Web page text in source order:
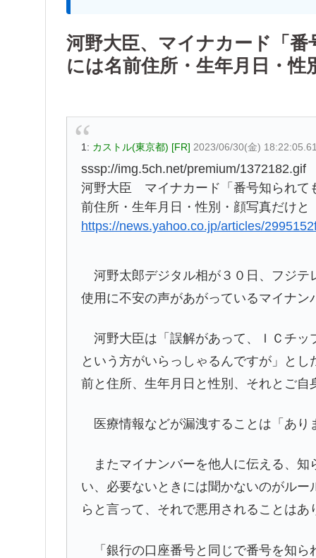
河野大臣、マイナカード「
には名前住所・生年月日・性
1: カストル(東京都) [FR] 2023/06/30(金)
sssp://img.5ch.net/premium/1372182.gif
河野大臣 マイナカード「番号知られ
前住所・生年月日・性別・顔写真だけと
https://news.yahoo.co.jp/articles/
河野太郎デジタル相が３０日、フジテ
使用に不安の声があがっているマイナ
河野大臣は「誤解があって、ＩＣチッ
という方がいらっしゃるんですが」と
前と住所、生年月日と性別、それとご自
医療情報などが漏洩することは「あり
またマイナンバーを他人に伝える、知
い、必要ないときには聞かないのがル
らと言って、それで悪用されることはあ
「銀行の口座番号と同じで番号を知ら